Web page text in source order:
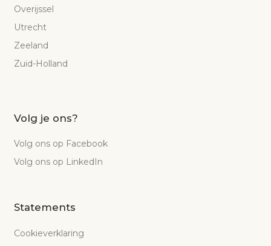
Overijssel
Utrecht
Zeeland
Zuid-Holland
Volg je ons?
Volg ons op Facebook
Volg ons op LinkedIn
Statements
Cookieverklaring